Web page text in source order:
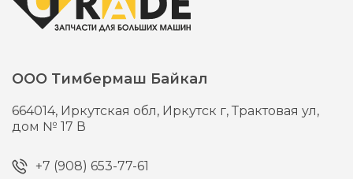
ООО Тимбермаш Байкал
664014, Иркутская обл, Иркутск г,Трактовая ул,
дом № 17 В
+7 (908) 653-77-61